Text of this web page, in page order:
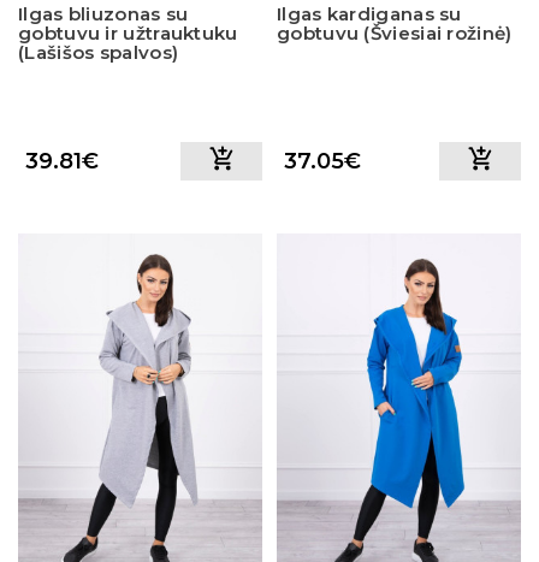
Ilgas bliuzonas su
gobtuvu ir užtrauktuku
(Lašišos spalvos)
39.81€
Ilgas kardiganas su
gobtuvu (Šviesiai rožinė)
37.05€